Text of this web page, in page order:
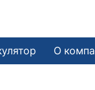
О